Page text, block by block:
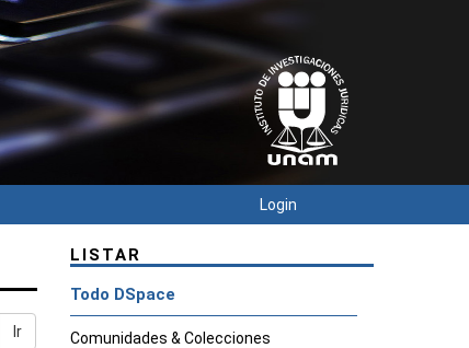
Login
Ir
LISTAR
Todo DSpace
Comunidades & Colecciones